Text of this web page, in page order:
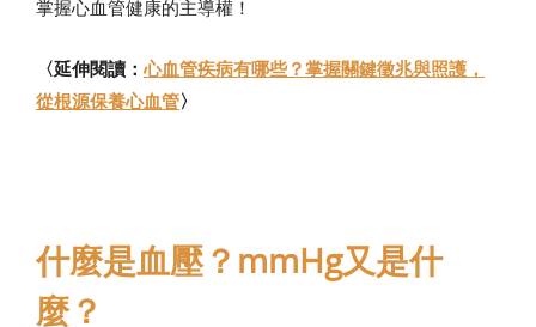
掌握心血管健康的主導權！
〈延伸閱讀：心血管疾病有哪些？掌握關鍵徵兆與照護，
從根源保養心血管〉
什麼是血壓？mmHg又是什
麼？